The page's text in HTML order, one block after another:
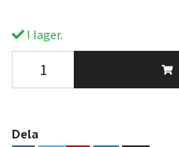
I lager.
Dela